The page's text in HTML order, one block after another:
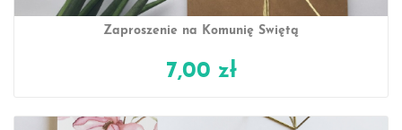
Zaproszenie na Komunię Świętą
7,00 zł